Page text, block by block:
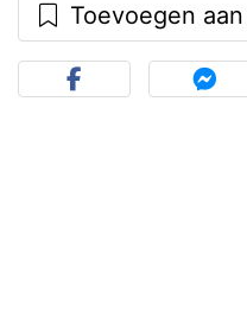
Toevoegen